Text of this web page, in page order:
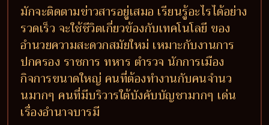
มักจะติดตามข่าวสารอยู่เสมอ เรียนรู้อะไรได้อย่าง
รวดเร็ว จะใช้ชีวิตเกี่ยวข้องกับเทคโนโลยี ของ
อำนวยความสะดวกสมัยใหม่ เหมาะกับงานการ
ปกครอง ราชการ ทหาร ตำรวจ นักการเมือง
กิจการขนาดใหญ่ คนที่ต้องทำงานกับคนจำนว
นมากๆ คนที่มีบริวารใต้บังคับบัญชามากๆ เด่น
เรื่องอำนาจบารมี